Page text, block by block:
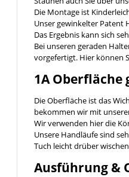
Die Montage ist
Unser gewinkelter Patent
Das Ergebnis kann sich
Bei unseren geraden
vorgefertigt. Hier können
1A Oberfläche
Die Oberfläche ist das
bekommen wir mit
Wir verwenden hier die
Unsere Handläufe sind
Tuch leicht drüber
Ausführung &